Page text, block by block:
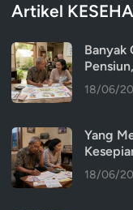
Artikel
Banyak
18/06/
Yang
18/06/